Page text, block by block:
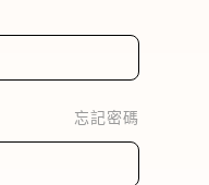
忘記密碼